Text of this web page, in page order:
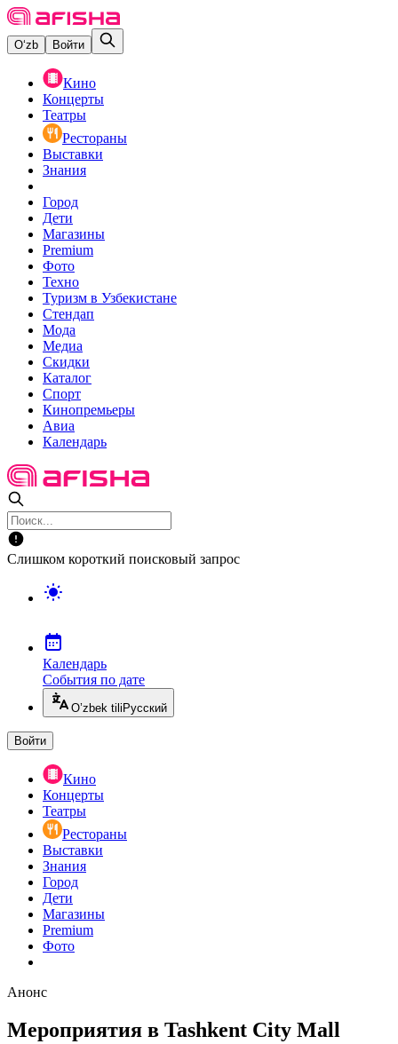
O‘zb Войти
Кино
Концерты
Театры
Рестораны
Выставки
Знания
Город
Дети
Магазины
Premium
Фото
Техно
Туризм в Узбекистане
Стендап
Мода
Медиа
Скидки
Каталог
Спорт
Кинопремьеры
Авиа
Календарь
Слишком короткий поисковый запрос
Календарь
События по дате
O’zbek tili Русский
Войти
Кино
Концерты
Театры
Рестораны
Выставки
Знания
Город
Дети
Магазины
Premium
Фото
Анонс
Мероприятия в Tashkent City Mall